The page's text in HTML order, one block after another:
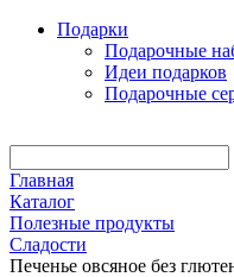
Подарки
Подарочные
Идеи подарков
Подарочные
Главная
Каталог
Полезные продукты
Сладости
Печенье овсяное без